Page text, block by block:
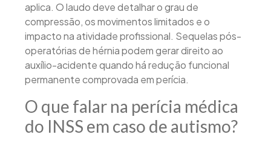
aplica. O laudo deve detalhar o grau de
compressão, os movimentos limitados e o
impacto na atividade profissional. Sequelas pós-
operatórias de hérnia podem gerar direito ao
auxílio-acidente quando há redução funcional
permanente comprovada em perícia.
O que falar na perícia médica
do INSS em caso de autismo?